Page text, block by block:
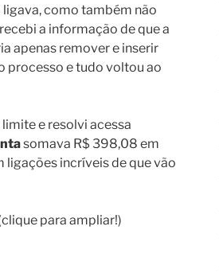
ligava, como também não
a informação de que a
apenas remover e inserir
processo e tudo voltou ao
e resolvi acessa
somava R$ 398,08 em
ligações incríveis de que vão
para ampliar!)